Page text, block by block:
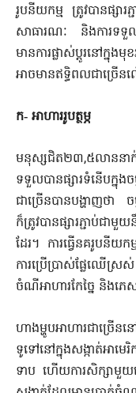
រូបនីយកម្ម ត្រូវបានផ្ស
សាធារណៈ និងការទទួល
មាន​ការផ្លាស់ប្តូរនៅ
អាចមាន​ឥទ្ធិពលជាច្រើន
ក‑ អាហាររូបត្ថម្ភ
មនុស្សជិត២៣,៥លាននាក់
ទទួលបានផ្សារទំនើបក្នុង
ជាច្រើនបានបង្ហាញថា
ក៏ត្រូវបានផ្សារភ្ជាប់ជ
ដែរ។ ការធ្វើនគរូបនីយក
ការប្រើប្រាស់ផ្លែឈើស្រ
ចំណីអាហារកែច្នៃ និងភេស
ហាងម្ហូបអាហារជាច្រើ
ទូទៅ​នៅក្នុងសង្កាត់អា
ទាប ហើយការសិក្សាមួយ